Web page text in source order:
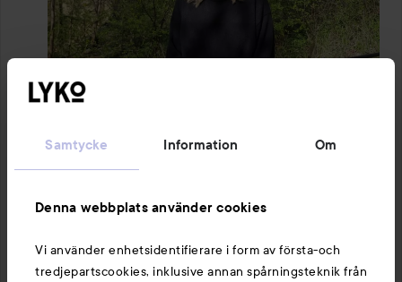
Samtycke Information Om
Denna webbplats använder cookies
Vi använder enhetsidentifierare i form av första-och
tredjepartscookies, inklusive annan spårningsteknik från
Gilla Kommentera
9 visningar